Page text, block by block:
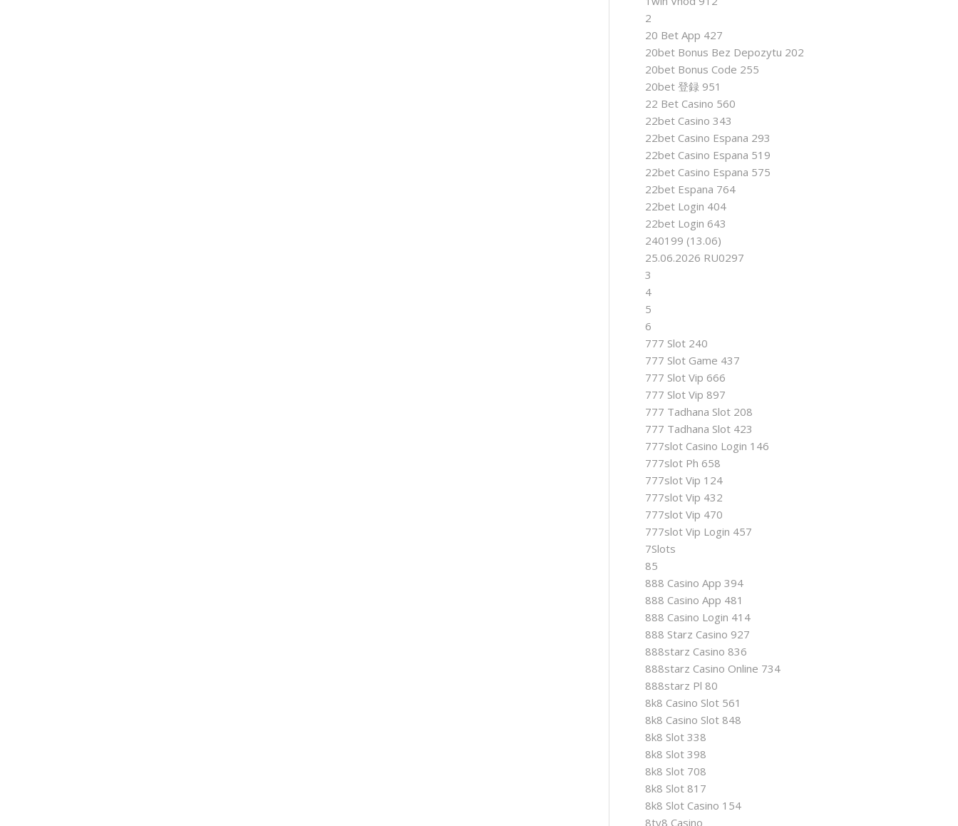
2
20 Bet App 427
20bet Bonus Bez Depozytu 202
20bet Bonus Code 255
20bet 登録 951
22 Bet Casino 560
22bet Casino 343
22bet Casino Espana 293
22bet Casino Espana 519
22bet Casino Espana 575
22bet Espana 764
22bet Login 404
22bet Login 643
240199 (13.06)
25.06.2026 RU0297
3
4
5
6
777 Slot 240
777 Slot Game 437
777 Slot Vip 666
777 Slot Vip 897
777 Tadhana Slot 208
777 Tadhana Slot 423
777slot Casino Login 146
777slot Ph 658
777slot Vip 124
777slot Vip 432
777slot Vip 470
777slot Vip Login 457
7Slots
85
888 Casino App 394
888 Casino App 481
888 Casino Login 414
888 Starz Casino 927
888starz Casino 836
888starz Casino Online 734
888starz Pl 80
8k8 Casino Slot 561
8k8 Casino Slot 848
8k8 Slot 338
8k8 Slot 398
8k8 Slot 708
8k8 Slot 817
8k8 Slot Casino 154
8ty8 Casino